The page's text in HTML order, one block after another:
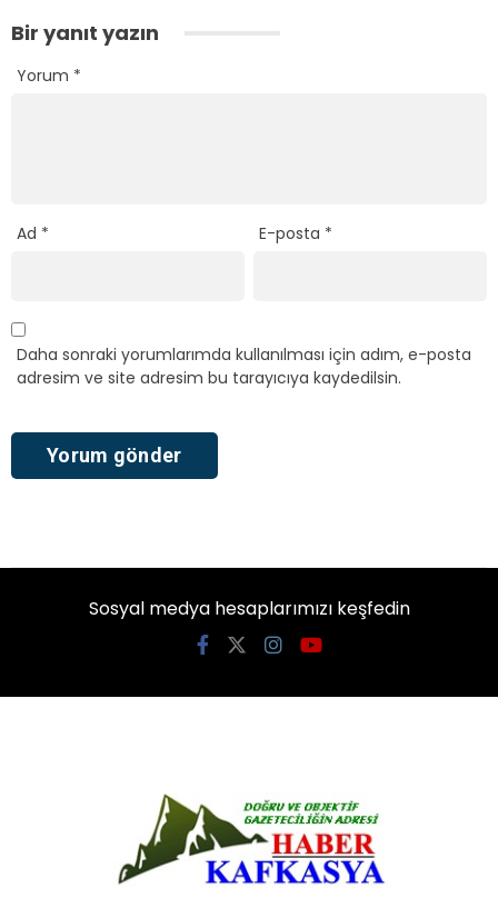
Bir yanıt yazın
Yorum *
Ad * E-posta *
Daha sonraki yorumlarımda kullanılması için adım, e-posta
adresim ve site adresim bu tarayıcıya kaydedilsin.
Sosyal medya hesaplarımızı keşfedin